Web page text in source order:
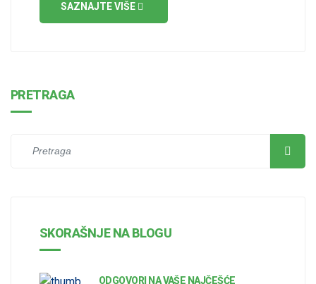
SAZNAJTE VIŠE
PRETRAGA
SKORAŠNJE NA BLOGU
ODGOVORI NA VAŠE NAJČEŠĆE